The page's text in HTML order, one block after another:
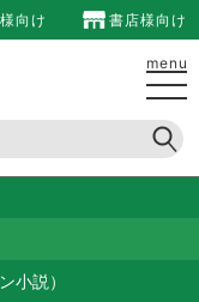
向け 書店様向け
menu
小説）